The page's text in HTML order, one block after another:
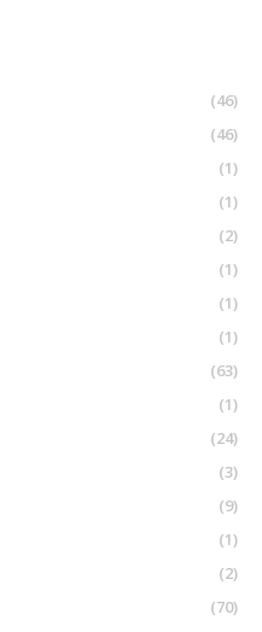
(46)
(46)
(1)
(1)
(2)
(1)
(1)
(1)
(63)
(1)
(24)
(3)
(9)
(1)
(2)
(70)